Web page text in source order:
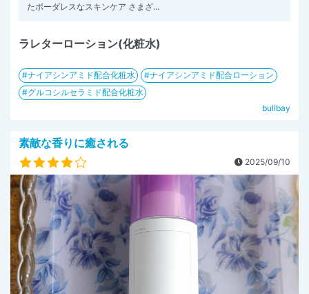
たボーダレスなスキンケア さまざ...
ラレターローション(化粧水)
ナイアシンアミド配合化粧水
ナイアシンアミド配合ローション
グルコシルセラミド配合化粧水
bullbay
素敵な香りに癒される
2025/09/10